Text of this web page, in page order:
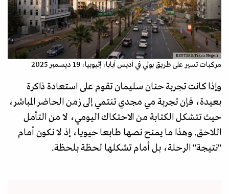
REUTERS/Tiksa Negeri
مركبات تسير على طريق بولي في أديس أبابا، إثيوبيا، 19 ديسمبر 2025
وإذا كانت تجربة حنان سليمان تقوم على استعادة ذاكرة
بعيدة، فإن تجربة مي مجدي تنتمي إلى زمن الحاضر المباشر،
حيث تتشكل الكتابة من الاحتكاك اليومي، لا من التأمل
اللاحق. وهذا ما يمنح نصها طابعا حيويا، إذ لا نكون أمام
"نتيجة" الرحلة، بل أمام تشكلها لحظة بلحظة.